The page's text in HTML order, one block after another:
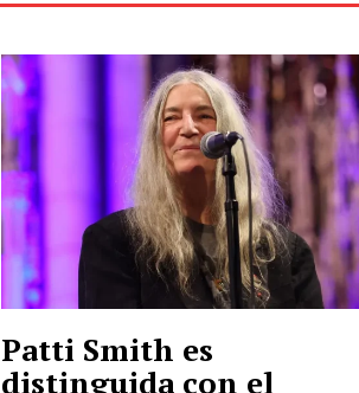
Patti Smith es
distinguida con el